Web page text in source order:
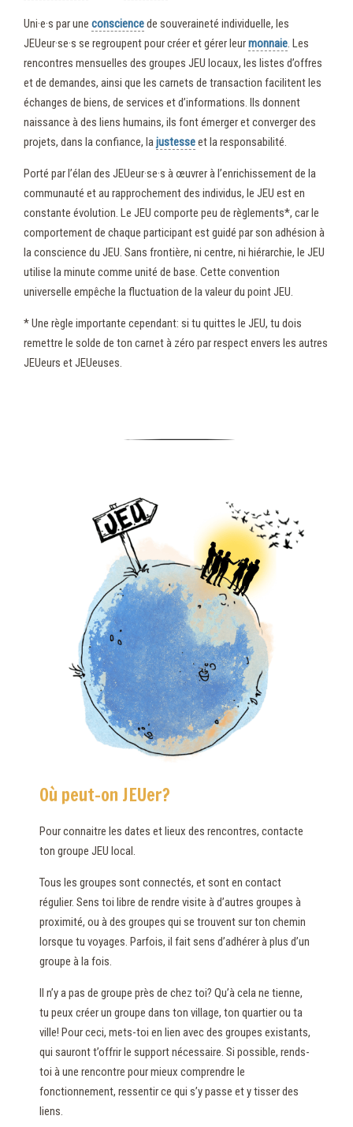
Uni·e·s par une consciencede souveraineté individuelle, les
JEUeur·se·s se regroupent pour créer et gérer leurmonnaie. Les
rencontres mensuelles des groupes JEU locaux, les listes d’offres
et de demandes, ainsi que les carnets de transaction facilitent les
échanges de biens, de services et d’informations. Ils donnent
naissance à des liens humains, ils font émerger et converger des
projets, dans la confiance, lajustesseet la responsabilité.
Porté par l’élan des JEUeur·se·s à œuvrer à l’enrichissement de la
communauté et au rapprochement des individus, le JEU est en
constante évolution. Le JEU comporte peu de règlements*, car le
comportement de chaque participant est guidé par son adhésion à
la conscience du JEU. Sans frontière, ni centre, ni hiérarchie, le JEU
utilise la minute comme unité de base. Cette convention
universelle empêche la fluctuation de la valeur du point JEU.
* Une règle importante cependant: si tu quittes le JEU, tu dois
remettre le solde de ton carnet à zéro par respect envers les autres
JEUeurs et JEUeuses.
Où peut-on JEUer?
Pour connaitre les dates et lieux des rencontres, contacte
ton groupe JEU local.
Tous les groupes sont connectés, et sont en contact
régulier. Sens toi libre de rendre visite à d’autres groupes à
proximité, ou à des groupes qui se trouvent sur ton chemin
lorsque tu voyages. Parfois, il fait sens d’adhérer à plus d’un
groupe à la fois.
Il n’y a pas de groupe près de chez toi? Qu’à cela ne tienne,
tu peux créer un groupe dans ton village, ton quartier ou ta
ville! Pour ceci, mets-toi en lien avec des groupes existants,
qui sauront t’offrir le support nécessaire. Si possible, rends-
toi à une rencontre pour mieux comprendre le
fonctionnement, ressentir ce qui s’y passe et y tisser des
liens.